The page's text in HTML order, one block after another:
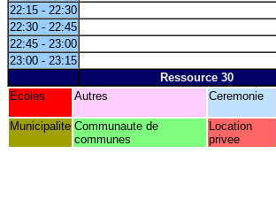
22:15 - 22:30
22:30 - 22:45
22:45 - 23:00
23:00 - 23:15
Ressource 30
Ecoles
Autres Ceremonie
Municipalite Communaute de
communes
Location
privee